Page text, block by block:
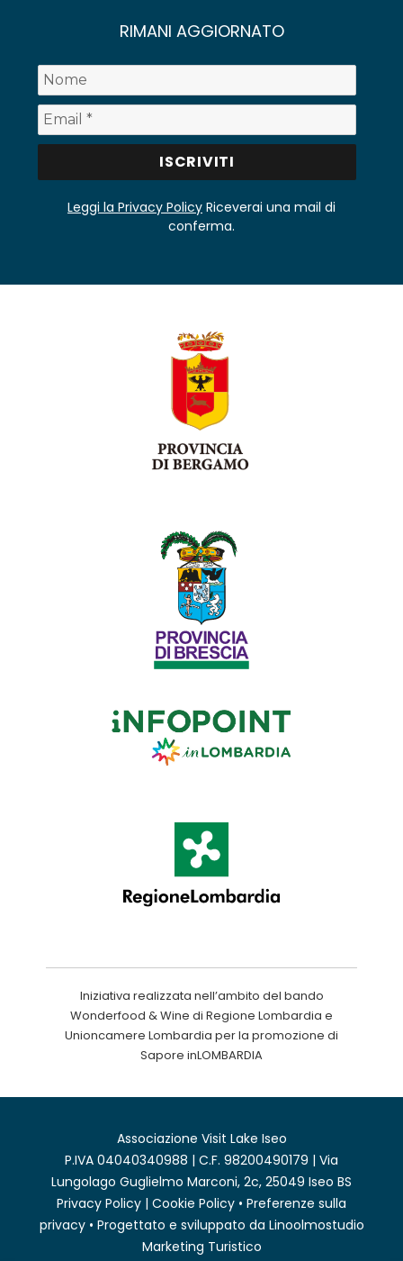
RIMANI AGGIORNATO
Leggi la Privacy Policy Riceverai una mail di
conferma.
Iniziativa realizzata nell’ambito del bando
Wonderfood & Wine di Regione Lombardia e
Unioncamere Lombardia per la promozione di
Sapore inLOMBARDIA
Associazione Visit Lake Iseo
P.IVA 04040340988 | C.F. 98200490179 | Via
Lungolago Guglielmo Marconi, 2c, 25049 Iseo BS
Privacy Policy | Cookie Policy • Preferenze sulla
privacy• Progettato e sviluppato da Linoolmostudio
Marketing Turistico